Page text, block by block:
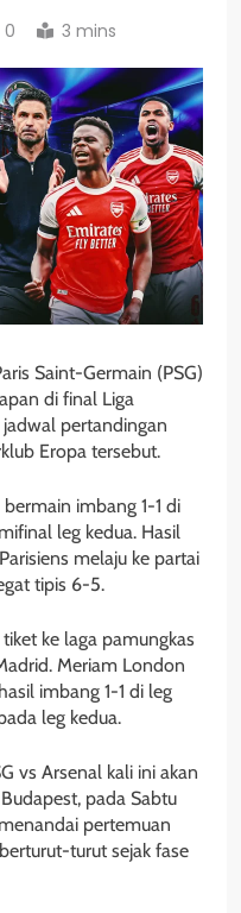
0 3 mins
Saint-Germain (PSG)
di final Liga
pertandingan
Eropa tersebut.
imbang 1-1 di
leg kedua. Hasil
melaju ke partai
tipis 6-5.
ke laga pamungkas
Meriam London
imbang 1-1 di leg
leg kedua.
vs Arsenal kali ini akan
pada Sabtu
pertemuan
turut sejak fase